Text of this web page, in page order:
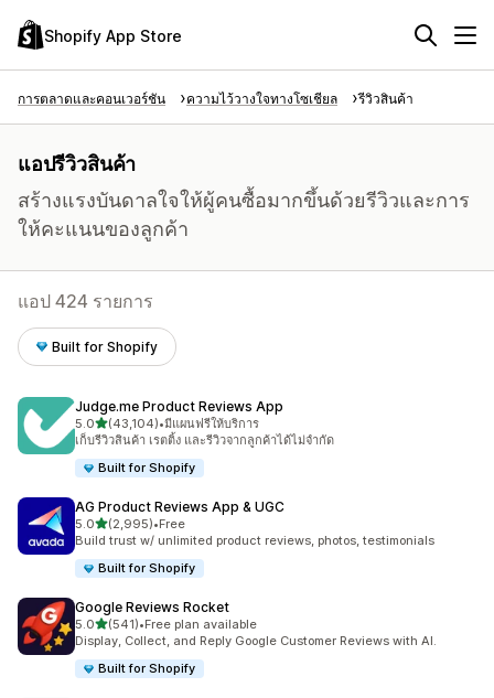
Shopify App Store
การตลาดและคอนเวอร์ชัน ความไว้วางใจทางโซเชียล รีวิวสินค้า
แอปรีวิวสินค้า
สร้างแรงบันดาลใจให้ผู้คนซื้อมากขึ้นด้วยรีวิวและการ
ให้คะแนนของลูกค้า
แอป 424 รายการ
Built for Shopify
Judge.me Product Reviews App
5.0เต็ม 5 ดาว
(43,104)
ทั้งหมด 43104 รีวิว
•มีแผนฟรีให้บริการ
เก็บรีวิวสินค้า เรตติ้ง และรีวิวจากลูกค้าได้ไม่จำกัด
Built for Shopify
AG Product Reviews App & UGC
5.0เต็ม 5 ดาว
(2,995)
ทั้งหมด 2995 รีวิว
•Free
Build trust w/ unlimited product reviews, photos, testimonials
Built for Shopify
Google Reviews Rocket
5.0เต็ม 5 ดาว
(541)
ทั้งหมด 541 รีวิว
•Free plan available
Display, Collect, and Reply Google Customer Reviews with AI.
Built for Shopify